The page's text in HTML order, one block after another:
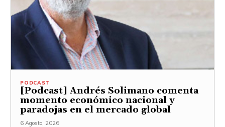
PODCAST
[Podcast] Andrés Solimano comenta
momento económico nacional y
paradojas en el mercado global
6 Agosto, 2026